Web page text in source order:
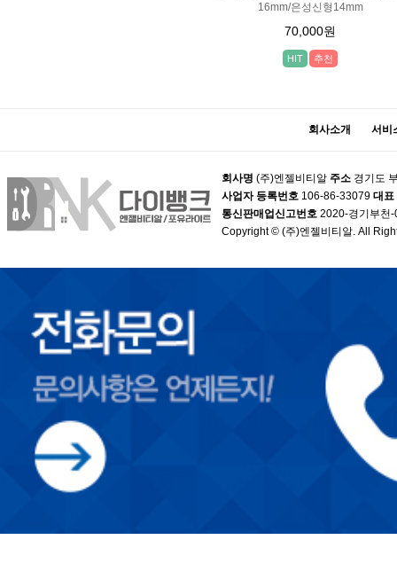
16mm/은성신형14mm
70,000원
HIT 추천
회사소개 서비
회사명 (주)엔젤비티알 주소 경기도
사업자 등록번호 106-86-33079 대표
통신판매업신고번호 2020-경기부천
Copyright © (주)엔젤비티알. All